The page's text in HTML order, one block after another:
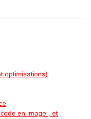
optimisations)
en image , et